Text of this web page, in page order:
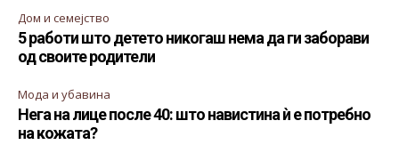
Дом и семејство
5 работи што детето никогаш нема да ги заборави
од своите родители
Мода и убавина
Нега на лице после 40: што навистина ѝ е потребно
на кожата?